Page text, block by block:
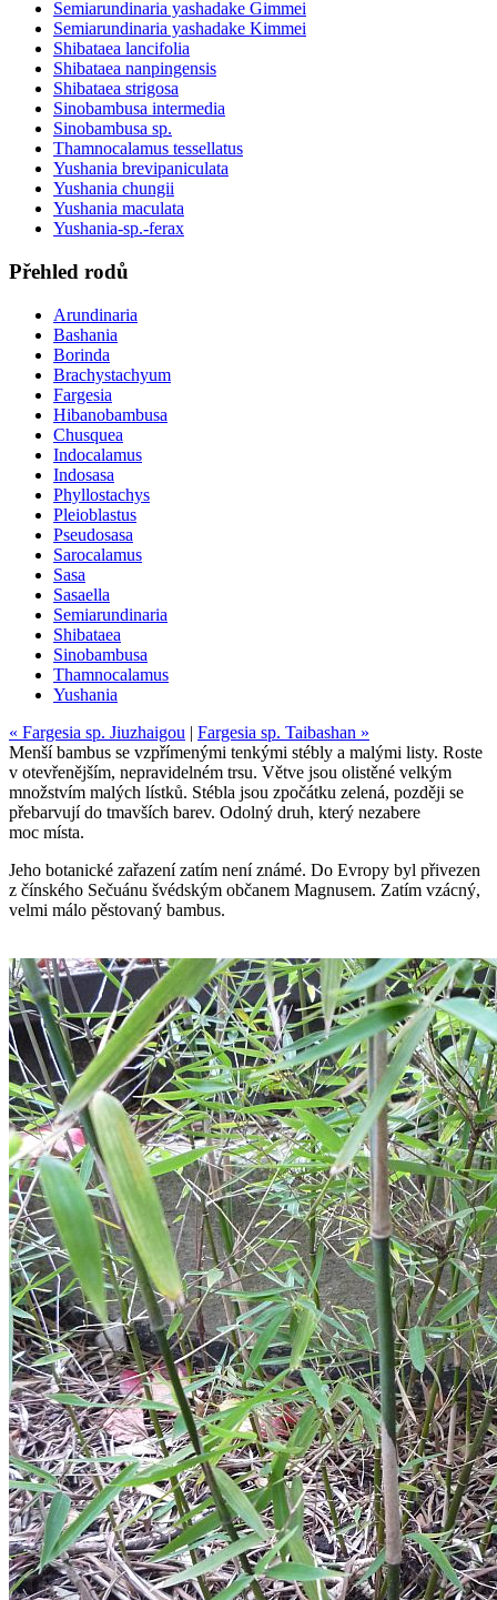
Semiarundinaria yashadake Gimmei
Semiarundinaria yashadake Kimmei
Shibataea lancifolia
Shibataea nanpingensis
Shibataea strigosa
Sinobambusa intermedia
Sinobambusa sp.
Thamnocalamus tessellatus
Yushania brevipaniculata
Yushania chungii
Yushania maculata
Yushania-sp.-ferax
Přehled rodů
Arundinaria
Bashania
Borinda
Brachystachyum
Fargesia
Hibanobambusa
Chusquea
Indocalamus
Indosasa
Phyllostachys
Pleioblastus
Pseudosasa
Sarocalamus
Sasa
Sasaella
Semiarundinaria
Shibataea
Sinobambusa
Thamnocalamus
Yushania
« Fargesia sp. Jiuzhaigou | Fargesia sp. Taibashan »
Menší bambus se vzpřímenými tenkými stébly a malými listy. Roste
v otevřenějším, nepravidelném trsu. Větve jsou olistěné velkým
množstvím malých lístků. Stébla jsou zpočátku zelená, později se
přebarvují do tmavších barev. Odolný druh, který nezabere
moc místa.
Jeho botanické zařazení zatím není známé. Do Evropy byl přivezen
z čínského Sečuánu švédským občanem Magnusem. Zatím vzácný,
velmi málo pěstovaný bambus.